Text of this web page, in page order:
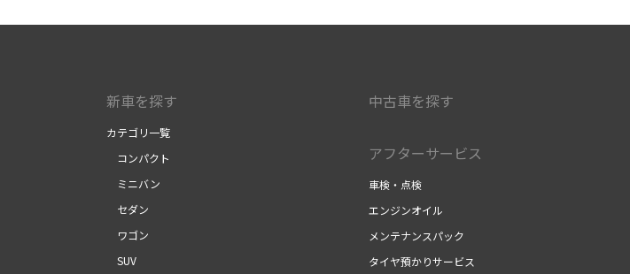
新車を探す
カテゴリ一覧
コンパクト
ミニバン
セダン
ワゴン
SUV
中古車を探す
アフターサービス
車検・点検
エンジンオイル
メンテナンスパック
タイヤ預かりサービス